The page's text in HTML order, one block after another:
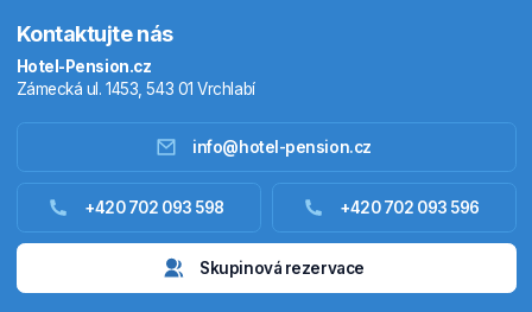
Ubytování zahraniční
Kontaktujte nás
Hotel-Pension.cz
Zámecká ul. 1453, 543 01 Vrchlabí
info@hotel-pension.cz
+420 702 093 598 +420 702 093 596
Skupinová rezervace